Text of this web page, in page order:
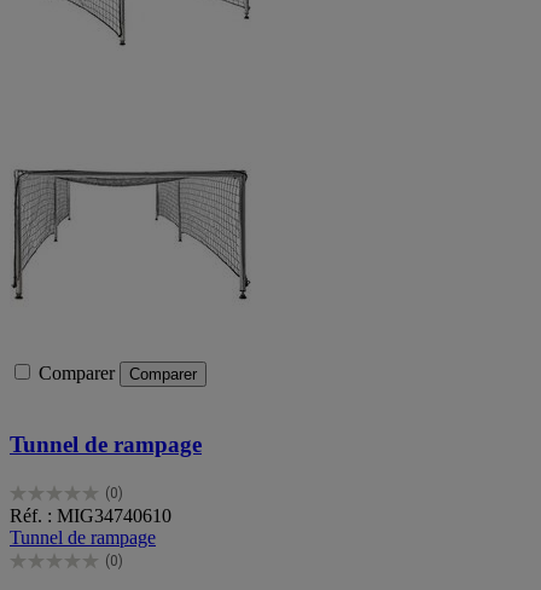
Comparer Comparer
Tunnel de rampage
(0)
0.0
sur
5
étoiles.
Réf. : MIG34740610
Tunnel de rampage
(0)
0.0